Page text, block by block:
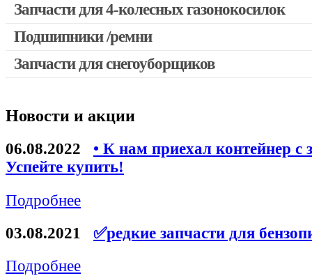
Двигатели, редукторы для шуруповертов
Выключатели, переключатели
Запчасти для УШМ (болгарок)
Запчасти для электроинструмента другие
Запчасти для компрессоров
Конденсаторы
Ремни для электроинструмента
Запчасти для 4-колесных газонокосилок
Подшипники /ремни
Запчасти для снегоуборщиков
Новости и акции
06.08.2022
• К нам приехал контейнер с
Успейте купить!
Подробнее
03.08.2021
✅редкие запчасти для
Подробнее